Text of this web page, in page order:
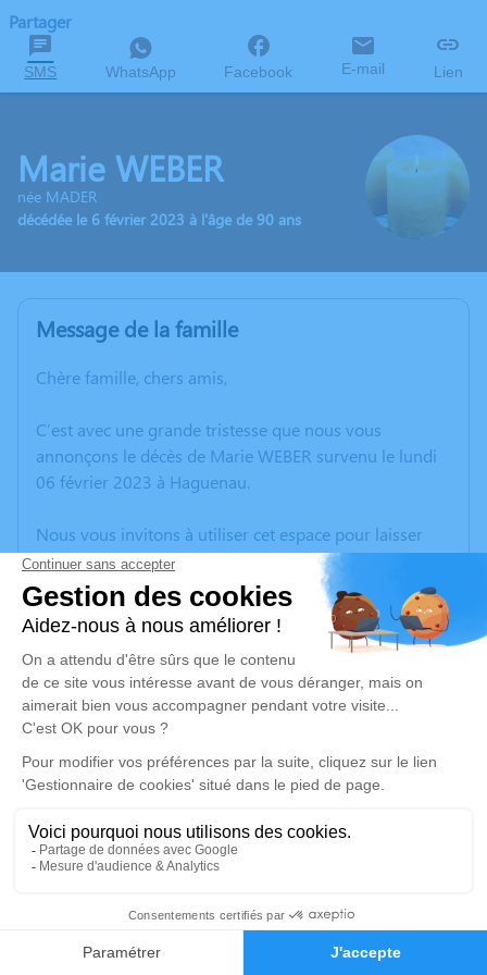
Faire-part Hommages
Partager
SMS WhatsApp Facebook E-mail Lien
Marie WEBER
née MADER
décédée le 6 février 2023 à l'âge de 90 ans
Message de la famille
Chère famille, chers amis,
C’est avec une grande tristesse que nous vous
annonçons le décès de Marie WEBER survenu le lundi
06 février 2023 à Haguenau.
Nous vous invitons à utiliser cet espace pour laisser
vos condoléances, partager des photos souvenirs, une
anecdote ou exprimer vos pensées à travers des
poèmes ou des textes. Cet endroit est un lieu
d'expression dédié à honorer la mémoire de Marie
WEBER.
Un service de plantation d’arbre hommage est
disponible ici
Cérémonie religieuse
Eglise de Griesbach
67110 Griesbach